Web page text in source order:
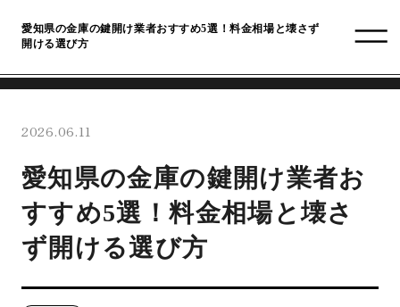
愛知県の金庫の鍵開け業者おすすめ5選！料金相場と壊さず
開ける選び方
2026.06.11
愛知県の金庫の鍵開け業者お
すすめ5選！料金相場と壊さ
ず開ける選び方